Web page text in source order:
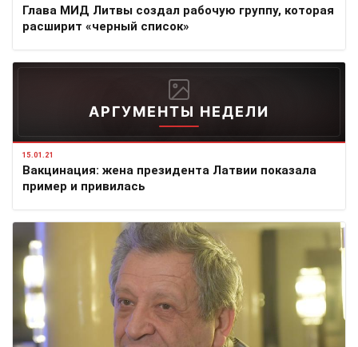
Глава МИД Литвы создал рабочую группу, которая
расширит «черный список»
АРГУМЕНТЫ НЕДЕЛИ
15.01.21
Вакцинация: жена президента Латвии показала
пример и привилась